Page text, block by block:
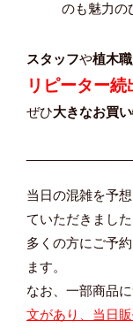
のも魅力の
スタッフや植木
リピーター続
ぜひ大きなお買
当日の混雑を予
ていただきました
多くの方にご予
ます。
なお、一部商品に
文があり、当日